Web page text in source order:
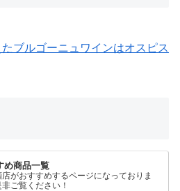
ブルゴーニュワインはオスピス
め商品一覧
店がおすすめするページになっておりま
ご覧ください！